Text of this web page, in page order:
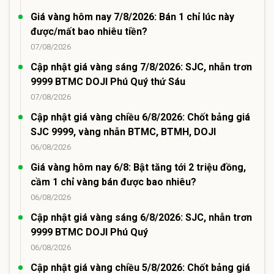
Giá vàng hôm nay 7/8/2026: Bán 1 chỉ lúc này
được/mất bao nhiêu tiền?
07/08/2026
Cập nhật giá vàng sáng 7/8/2026: SJC, nhẫn trơn
9999 BTMC DOJI Phú Quý thứ Sáu
07/08/2026
Cập nhật giá vàng chiều 6/8/2026: Chốt bảng giá
SJC 9999, vàng nhẫn BTMC, BTMH, DOJI
06/08/2026
Giá vàng hôm nay 6/8: Bật tăng tới 2 triệu đồng,
cầm 1 chỉ vàng bán được bao nhiêu?
06/08/2026
Cập nhật giá vàng sáng 6/8/2026: SJC, nhẫn trơn
9999 BTMC DOJI Phú Quý
06/08/2026
Cập nhật giá vàng chiều 5/8/2026: Chốt bảng giá